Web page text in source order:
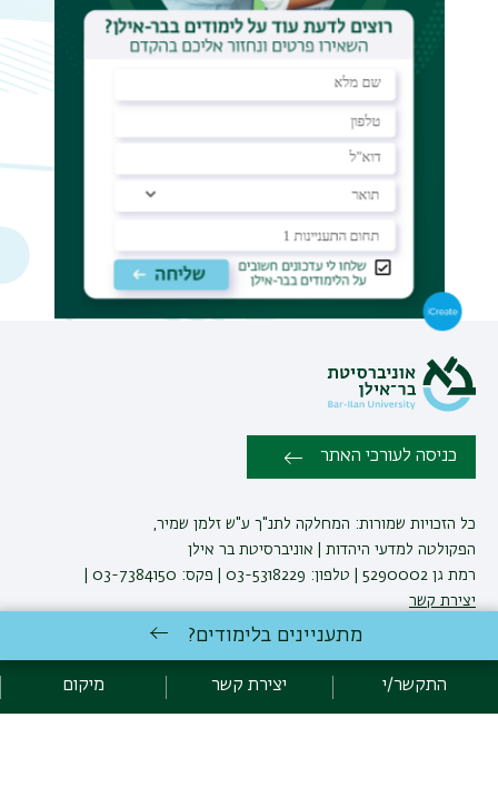
כניסה לעורכי האתר
כל הזכויות שמורות: המחלקה לתנ"ך ע"ש זלמן שמיר,
הפקולטה למדעי היהדות | אוניברסיטת בר אילן
רמת גן 5290002 | טלפון: 03-5318229 | פקס: 03-7384150 |
יצירת קשר
פיתוח:אגף תקשוב, אוניברסיטת בר-אילן
מתעניינים בלימודים?
התקשר/י יצירת קשר מיקום